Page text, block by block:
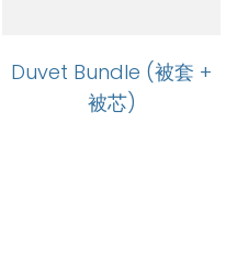
Duvet Bundle (被套 +
被芯)